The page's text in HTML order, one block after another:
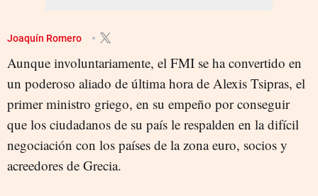
Joaquín Romero
Aunque involuntariamente, el FMI se ha convertido en
un poderoso aliado de última hora de Alexis Tsipras, el
primer ministro griego, en su empeño por conseguir
que los ciudadanos de su país le respalden en la difícil
negociación con los países de la zona euro, socios y
acreedores de Grecia.